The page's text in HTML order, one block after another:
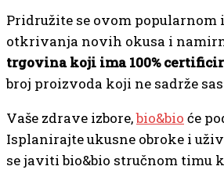
Pridružite se ovom
otkrivanja novih okusa i
trgovina koji ima 100%
broj proizvoda koji ne sadrže
Vaše zdrave izbore,bio&bio će
Isplanirajte ukusne obroke i
se javiti bio&bio stručnom timu